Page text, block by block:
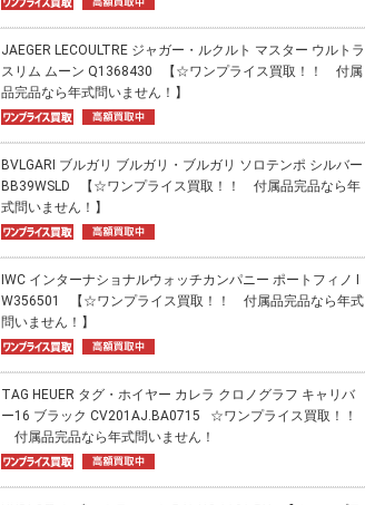
JAEGER LECOULTRE ジャガー・ルクルト マスター ウルトラ
スリム ムーン Q1368430 【☆ワンプライス買取！！ 付属
品完品なら年式問いません！】
BVLGARI ブルガリ ブルガリ・ブルガリ ソロテンポ シルバー
BB39WSLD 【☆ワンプライス買取！！ 付属品完品なら年
式問いません！】
IWC インターナショナルウォッチカンパニー ポートフィノ I
W356501 【☆ワンプライス買取！！ 付属品完品なら年式
問いません！】
TAG HEUER タグ・ホイヤー カレラ クロノグラフ キャリバ
ー16 ブラック CV201AJ.BA0715 ☆ワンプライス買取！！
付属品完品なら年式問いません！